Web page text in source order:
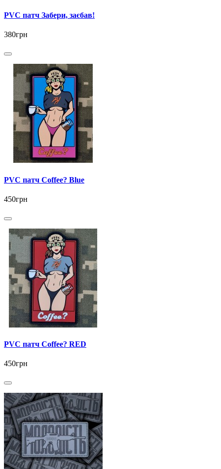
PVC патч Забери, заєбав!
380грн
PVC патч Coffee? Blue
450грн
PVC патч Coffee? RED
450грн